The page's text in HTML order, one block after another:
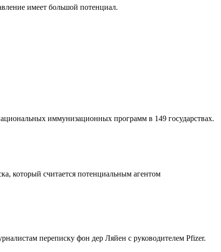
имеет большой потенциал.
иммунизационных программ в 149 государствах.
который считается потенциальным агентом
переписку фон дер Ляйен с руководителем Pfizer.